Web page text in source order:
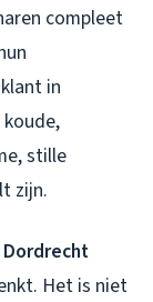
compleet
in
stille
zijn.
Het is niet